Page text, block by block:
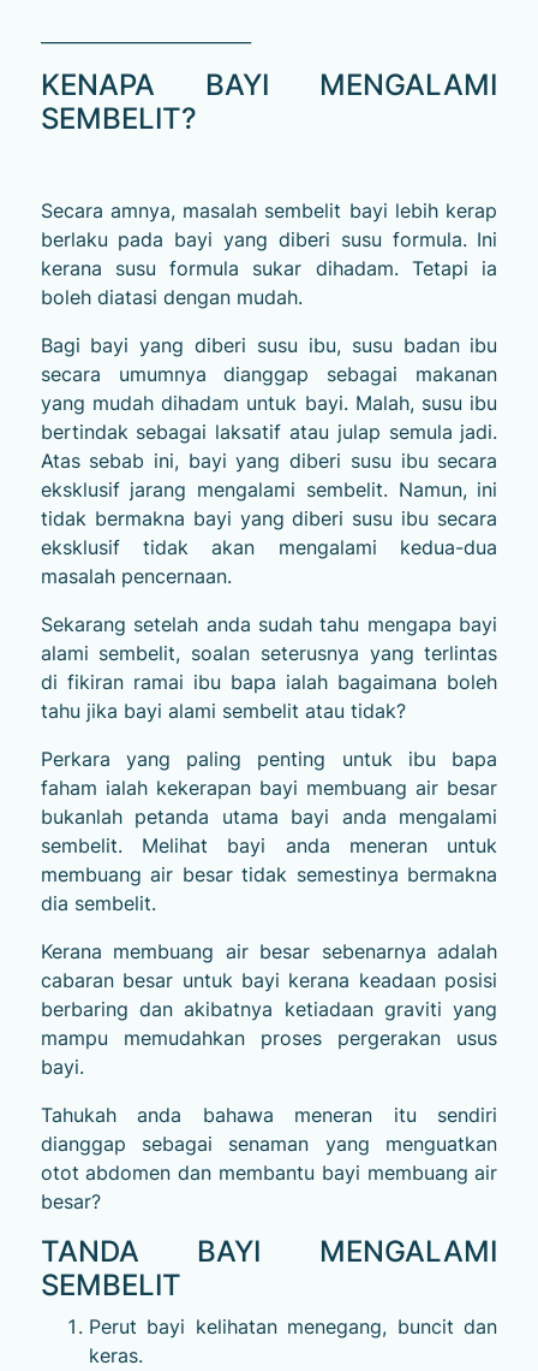
KENAPA BAYI MENGALAMI
SEMBELIT?
Secara amnya, masalah sembelit bayi lebih kerap
berlaku pada bayi yang diberi susu formula. Ini
kerana susu formula sukar dihadam. Tetapi ia
boleh diatasi dengan mudah.
Bagi bayi yang diberi susu ibu, susu badan ibu
secara umumnya dianggap sebagai makanan
yang mudah dihadam untuk bayi. Malah, susu ibu
bertindak sebagai laksatif atau julap semula jadi.
Atas sebab ini, bayi yang diberi susu ibu secara
eksklusif jarang mengalami sembelit. Namun, ini
tidak bermakna bayi yang diberi susu ibu secara
eksklusif tidak akan mengalami kedua-dua
masalah pencernaan.
Sekarang setelah anda sudah tahu mengapa bayi
alami sembelit, soalan seterusnya yang terlintas
di fikiran ramai ibu bapa ialah bagaimana boleh
tahu jika bayi alami sembelit atau tidak?
Perkara yang paling penting untuk ibu bapa
faham ialah kekerapan bayi membuang air besar
bukanlah petanda utama bayi anda mengalami
sembelit. Melihat bayi anda meneran untuk
membuang air besar tidak semestinya bermakna
dia sembelit.
Kerana membuang air besar sebenarnya adalah
cabaran besar untuk bayi kerana keadaan posisi
berbaring dan akibatnya ketiadaan graviti yang
mampu memudahkan proses pergerakan usus
bayi.
Tahukah anda bahawa meneran itu sendiri
dianggap sebagai senaman yang menguatkan
otot abdomen dan membantu bayi membuang air
besar?
TANDA BAYI MENGALAMI
SEMBELIT
Perut bayi kelihatan menegang, buncit dan
keras.